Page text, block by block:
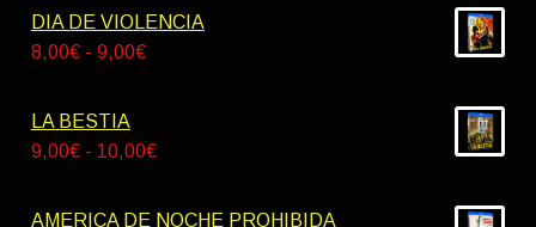
precios:
DIA DE VIOLENCIA
8,00€ - 9,00€Rango
desde
LA BESTIA
9,00€ - 10,00€Rango
precios:
AMERICA DE NOCHE PROHIBIDA